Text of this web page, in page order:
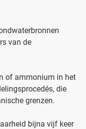
van de
of ammonium in het
die
grenzen.
bijna vijf keer